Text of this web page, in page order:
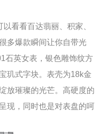
看看百达翡丽、积家、
多爆款瞬间让你自带光
石英女表，银色雕饰纹方
玑式字块。表壳为18k金
放璀璨的光芒。高硬度的
现，同时也是对表盘的呵